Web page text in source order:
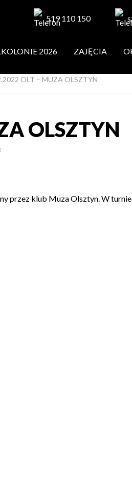
519 110 150
2026 ZAJĘCIA
OLT – MUZA OLSZTYN
OLSZTYN
przez klub Muza Olsztyn. W